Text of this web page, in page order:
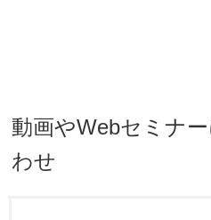
動画やWebセミナ
わせ